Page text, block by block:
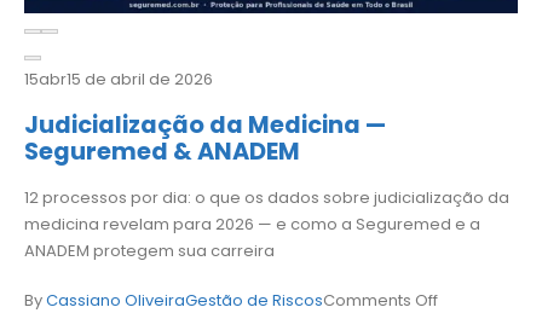
15abr15 de abril de 2026
Judicialização da Medicina —
Seguremed & ANADEM
12 processos por dia: o que os dados sobre judicialização da
medicina revelam para 2026 — e como a Seguremed e a
ANADEM protegem sua carreira
ByCassiano OliveiraGestão de RiscosComments Off